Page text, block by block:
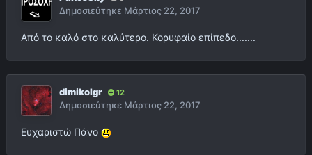
Δημοσιεύτηκε Μάρτιος 22, 2017
Από το καλό στο καλύτερο. Κορυφαίο επίπεδο.......
dimikolgr 12
Δημοσιεύτηκε Μάρτιος 22, 2017
Ευχαριστώ Πάνο